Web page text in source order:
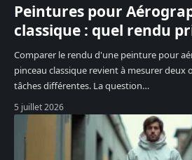
Peintures pour
classique : quel rendu
Comparer le rendu d'une peinture pour
pinceau classique revient à mesurer deux
tâches différentes. La question…
5 juillet 2026